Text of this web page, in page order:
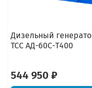
Дизельный
ТСС АД-60С-Т400
544 950 ₽